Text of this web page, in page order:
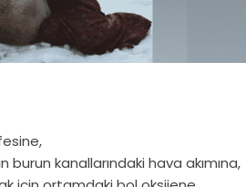
kanallarındaki hava akımına,